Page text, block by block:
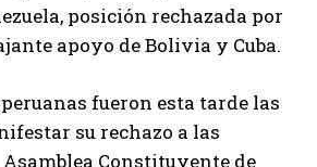
posición rechazada por
apoyo de Bolivia y Cuba.
fueron esta tarde las
su rechazo a las
Constituyente de